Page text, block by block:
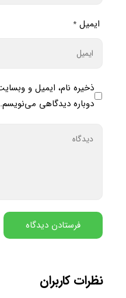
ایمیل *
ذخیره نام، ایمیل و
دوباره دیدگاهی می‌نویسم.
نظرات کاربران